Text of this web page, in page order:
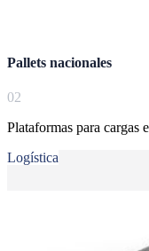
Pallets nacionales
02
Plataformas para cargas
Logística